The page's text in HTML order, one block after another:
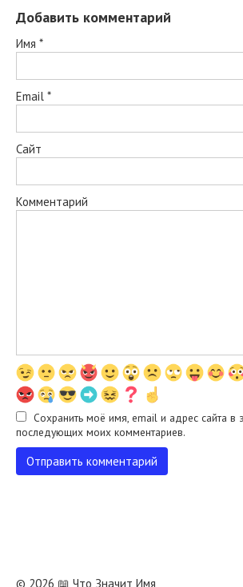
Добавить комментарий
Имя *
Email *
Сайт
Комментарий
Сохранить моё имя, email и адрес сайта в
последующих моих комментариев.
© 2026 📖 Что Значит Имя